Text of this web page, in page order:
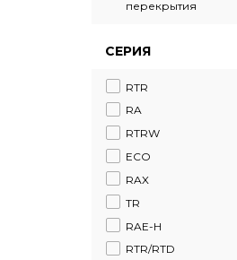
перекрытия
СЕРИЯ
RTR
RA
RTRW
ECO
RAX
TR
RAE-H
RTR/RTD